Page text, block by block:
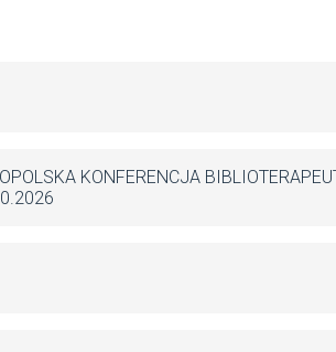
p
KONFERENCJA